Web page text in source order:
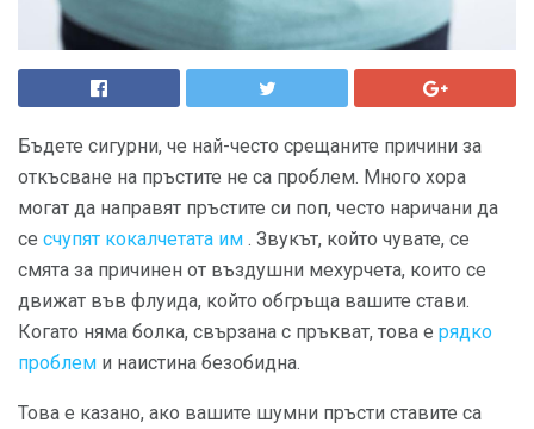
Бъдете сигурни, че най-често срещаните причини за
откъсване на пръстите не са проблем. Много хора
могат да направят пръстите си поп, често наричани да
се счупят кокалчетата им . Звукът, който чувате, се
смята за причинен от въздушни мехурчета, които се
движат във флуида, който обгръща вашите стави.
Когато няма болка, свързана с пръкват, това е рядко
проблем и наистина безобидна.
Това е казано, ако вашите шумни пръсти ставите са